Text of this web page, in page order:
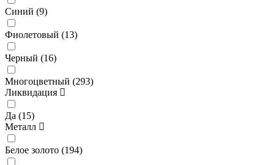
Синий (9)
Фиолетовый (13)
Черный (16)
Многоцветный (293)
Ликвидация
Да (15)
Металл
Белое золото (194)